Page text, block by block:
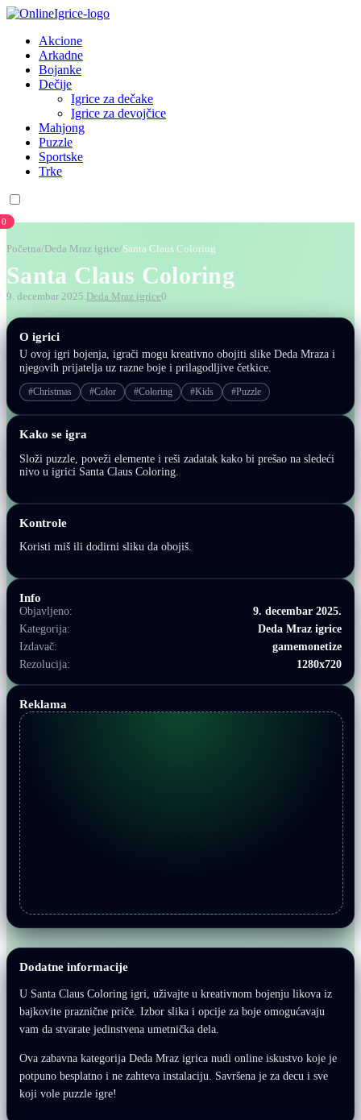
Akcione
Arkadne
Bojanke
Dečije
Igrice za dečake
Igrice za devojčice
Mahjong
Puzzle
Sportske
Trke
0
Početna/ Deda Mraz igrice/Santa Claus Coloring
Santa Claus Coloring
9. decembar 2025.Deda Mraz igrice0
Dodatne informacije
U Santa Claus Coloring igri, uživajte u kreativnom bojenju likova iz
bajkovite praznične priče. Izbor slika i opcije za boje omogućavaju
vam da stvarate jedinstvena umetnička dela.
Ova zabavna kategorija Deda Mraz igrica nudi online iskustvo koje je
potpuno besplatno i ne zahteva instalaciju. Savršena je za decu i sve
koji vole puzzle igre!
O igrici
U ovoj igri bojenja, igrači mogu kreativno obojiti slike Deda Mraza i
njegovih prijatelja uz razne boje i prilagodljive četkice.
#Christmas #Color #Coloring #Kids #Puzzle
Kako se igra
Složi puzzle, poveži elemente i reši zadatak kako bi prešao na sledeći
nivo u igrici Santa Claus Coloring.
Kontrole
Koristi miš ili dodirni sliku da obojiš.
Info
Objavljeno:
9. decembar 2025.
Kategorija:
Deda Mraz igrice
Izdavač:
gamemonetize
Rezolucija:
1280x720
Reklama